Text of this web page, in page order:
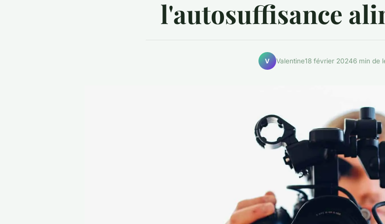
l'autosuffisance
V Valentine18 février 20246 min de